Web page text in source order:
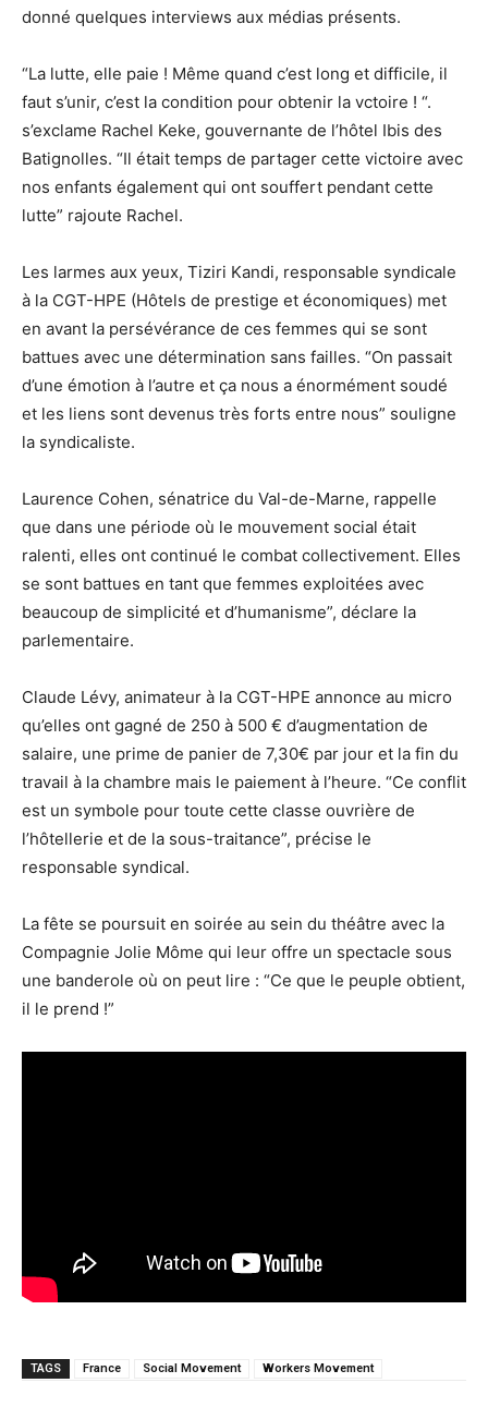
donné quelques interviews aux médias présents.
“La lutte, elle paie ! Même quand c’est long et difficile, il
faut s’unir, c’est la condition pour obtenir la vctoire ! “.
s’exclame Rachel Keke, gouvernante de l’hôtel Ibis des
Batignolles. “Il était temps de partager cette victoire avec
nos enfants également qui ont souffert pendant cette
lutte” rajoute Rachel.
Les larmes aux yeux, Tiziri Kandi, responsable syndicale
à la CGT-HPE (Hôtels de prestige et économiques) met
en avant la persévérance de ces femmes qui se sont
battues avec une détermination sans failles. “On passait
d’une émotion à l’autre et ça nous a énormément soudé
et les liens sont devenus très forts entre nous” souligne
la syndicaliste.
Laurence Cohen, sénatrice du Val-de-Marne, rappelle
que dans une période où le mouvement social était
ralenti, elles ont continué le combat collectivement. Elles
se sont battues en tant que femmes exploitées avec
beaucoup de simplicité et d’humanisme”, déclare la
parlementaire.
Claude Lévy, animateur à la CGT-HPE annonce au micro
qu’elles ont gagné de 250 à 500 € d’augmentation de
salaire, une prime de panier de 7,30€ par jour et la fin du
travail à la chambre mais le paiement à l’heure. “Ce conflit
est un symbole pour toute cette classe ouvrière de
l’hôtellerie et de la sous-traitance”, précise le
responsable syndical.
La fête se poursuit en soirée au sein du théâtre avec la
Compagnie Jolie Môme qui leur offre un spectacle sous
une banderole où on peut lire : “Ce que le peuple obtient,
il le prend !”
TAGS France Social Movement Workers Movement